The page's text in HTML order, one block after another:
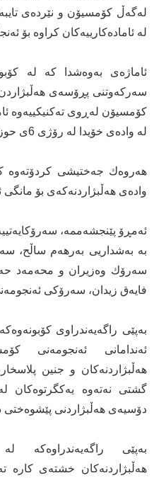
لەگەڵ كۆمسیۆن و نێردەی
لە ئامادەكارییەكان كراوە بۆ
ئاماژەی بەوەشدا كە لە
سەركەوتنی پڕۆسەی
كۆمسیۆن لەڕوی تەكنیكییەوە
لە وادەی خۆیدا لە رۆژی 6ی حوزەیرانی ئەمساڵ.
هەروەك جەختیشی كردۆتەوە
وادەی هەڵبژاردنەكەی بۆ مانگی
ئەمڕۆ پێنجشەممە،
بە بەشداریی بەرهەم ساڵح،
سەرۆك وەزیران و محەمەد
فایەق زیدان، سەرۆكی
بەپێی راگەیەندراوی
ئەندامانی ئەنجومەنی
هەڵبژاردنەكان و جنین
گشتی نەتەوە یەكگرتوەكان
دۆسیەی هەڵبژاردنی پێشوەختی
بەپێی راگەیەندراوەكە
هەڵبژاردنەكان خشتەی كارە